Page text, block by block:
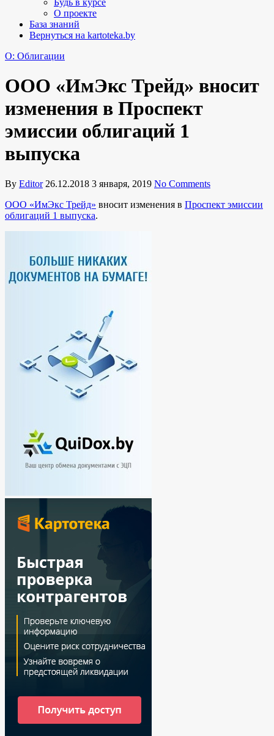
Будь в курсе
О проекте
База знаний
Вернуться на kartoteka.by
O: Облигации
ООО «ИмЭкс Трейд» вносит
изменения в Проспект
эмиссии облигаций 1
выпуска
By Editor 26.12.2018 3 января, 2019 No Comments
ООО «ИмЭкс Трейд» вносит изменения в Проспект эмиссии
облигаций 1 выпуска.